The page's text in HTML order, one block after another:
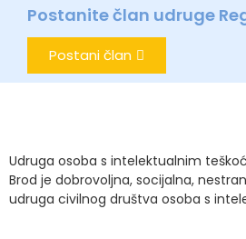
Postanite član udruge
Postani član
Udruga osoba s intelektualnim
Brod je dobrovoljna, socijalna,
udruga civilnog društva osoba s